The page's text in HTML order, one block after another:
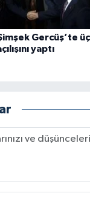
Gercüş’te üç
yaptı